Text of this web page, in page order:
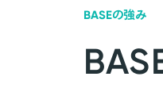
BASEの強み